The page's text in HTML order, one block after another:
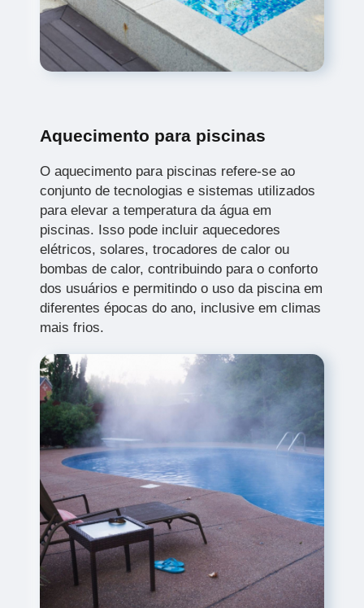
Aquecimento para piscinas
O aquecimento para piscinas refere-se ao
conjunto de tecnologias e sistemas utilizados
para elevar a temperatura da água em
piscinas. Isso pode incluir aquecedores
elétricos, solares, trocadores de calor ou
bombas de calor, contribuindo para o conforto
dos usuários e permitindo o uso da piscina em
diferentes épocas do ano, inclusive em climas
mais frios.